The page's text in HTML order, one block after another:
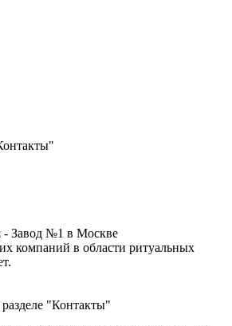
- Завод №1 в Москве
компаний в области ритуальных
"Контакты"